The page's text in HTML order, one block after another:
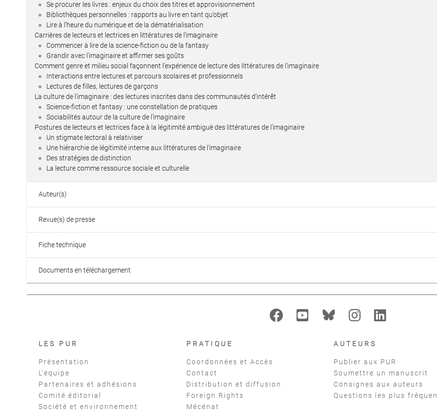
Se procurer les livres : enjeux du choix des titres et approvisionnement
Bibliothèques personnelles : rapports au livre en tant qu’objet
Lire à l’heure du numérique et de la dématérialisation
Carrières de lecteurs et lectrices en littératures de l’imaginaire
Commencer à lire de la science-fiction ou de la fantasy
Grandir avec l’imaginaire et affirmer ses goûts
Comment genre et milieu social façonnent l’expérience de lecture des littératures de l’imaginaire
Interactions entre lectures et parcours scolaires et professionnels
Lectures de filles, lectures de garçons
La culture de l’imaginaire : des lectures inscrites dans des communautés d’intérêt
Science-fiction et fantasy : une constellation de pratiques
Sociabilités autour de la culture de l’imaginaire
Postures de lecteurs et lectrices face à la légitimité ambiguë des littératures de l’imaginaire
Un stigmate lectoral à relativiser
Une hiérarchie de légitimité interne aux littératures de l’imaginaire
Des stratégies de distinction
La lecture comme ressource sociale et culturelle
Auteur(s)
Revue(s) de presse
Fiche technique
Documents en téléchargement
LES PUR
Présentation
L'équipe
Partenaires et adhésions
Comité éditorial
Société et environnement
PRATIQUE
Coordonnées et Accès
Contact
Distribution et diffusion
Foreign Rights
Mécénat
AUTEURS
Publier aux PUR
Soumettre un manuscrit
Consignes aux auteurs
Questions les plus